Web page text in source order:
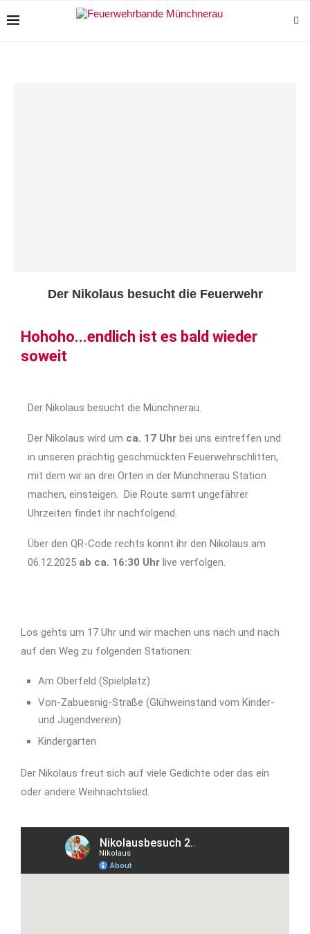
Der Nikolaus besucht die Feuerwehr
Hohoho...endlich ist es bald wieder
soweit
Der Nikolaus besucht die Münchnerau.
Der Nikolaus wird um ca. 17 Uhr bei uns eintreffen und
in unseren prächtig geschmückten Feuerwehrschlitten,
mit dem wir an drei Orten in der Münchnerau Station
machen, einsteigen. Die Route samt ungefährer
Uhrzeiten findet ihr nachfolgend.
Über den QR-Code rechts könnt ihr den Nikolaus am
06.12.2025 ab ca. 16:30 Uhr live verfolgen.
Los gehts um 17 Uhr und wir machen uns nach und nach
auf den Weg zu folgenden Stationen:
Am Oberfeld (Spielplatz)
Von-Zabuesnig-Straße (Glühweinstand vom Kinder-
und Jugendverein)
Kindergarten
Der Nikolaus freut sich auf viele Gedichte oder das ein
oder andere Weihnachtslied.